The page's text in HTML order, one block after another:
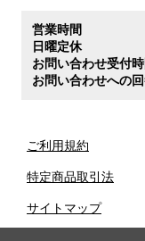
営業時間
日曜定休
お問い合わせ受付
お問い合わせへの
ご利用規約
特定商品取引法
サイトマップ